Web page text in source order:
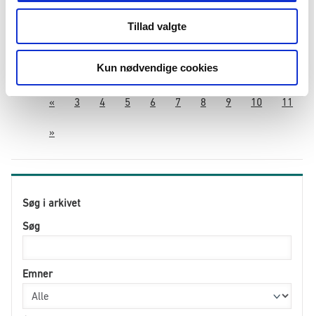
Tillad valgte
Kun nødvendige cookies
Publiceret 05.07.2022
Indkvartering
Udlændingestyrelsen har nu indgået kontrakt med
vinderen af udbuddet om særlige indkvarteringsydelser
for voksne asylansøgere og udlændinge uden lovligt
ophold, som er under Udlændingestyrelsens fo...
« 3 4 5 6 7 8 9 10 11
»
Søg i arkivet
Søg
Emner